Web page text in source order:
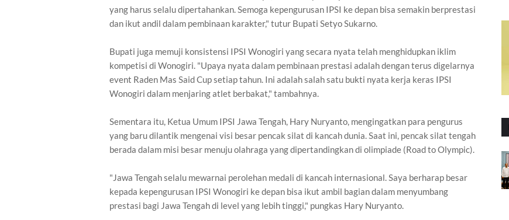
yang harus selalu dipertahankan. Semoga kepengurusan IPSI ke depan bisa semakin berprestasi
dan ikut andil dalam pembinaan karakter," tutur Bupati Setyo Sukarno.
Bupati juga memuji konsistensi IPSI Wonogiri yang secara nyata telah menghidupkan iklim
kompetisi di Wonogiri. "Upaya nyata dalam pembinaan prestasi adalah dengan terus digelarnya
event Raden Mas Said Cup setiap tahun. Ini adalah salah satu bukti nyata kerja keras IPSI
Wonogiri dalam menjaring atlet berbakat," tambahnya.
Sementara itu, Ketua Umum IPSI Jawa Tengah, Hary Nuryanto, mengingatkan para pengurus
yang baru dilantik mengenai visi besar pencak silat di kancah dunia. Saat ini, pencak silat tengah
berada dalam misi besar menuju olahraga yang dipertandingkan di olimpiade (Road to Olympic).
"Jawa Tengah selalu mewarnai perolehan medali di kancah internasional. Saya berharap besar
kepada kepengurusan IPSI Wonogiri ke depan bisa ikut ambil bagian dalam menyumbang
prestasi bagi Jawa Tengah di level yang lebih tinggi," pungkas Hary Nuryanto.